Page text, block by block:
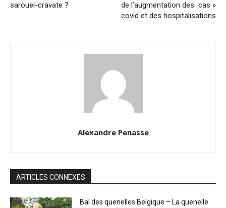
sarouel-cravate ?
de l’augmentation des cas »
covid et des hospitalisations
Alexandre Penasse
ARTICLES CONNEXES
Bal des quenelles Belgique – La quenelle